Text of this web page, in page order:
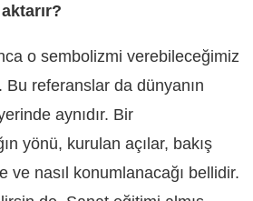
o sembolizmi verebileceğimiz
referanslar da dünyanın
aynıdır. Bir
yönü, kurulan açılar, bakış
ve nasıl konumlanacağı bellidir.